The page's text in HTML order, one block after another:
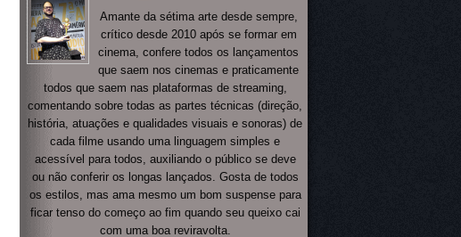
Amante da sétima arte desde sempre,
crítico desde 2010 após se formar em
cinema, confere todos os lançamentos
que saem nos cinemas e praticamente
todos que saem nas plataformas de streaming,
comentando sobre todas as partes técnicas (direção,
história, atuações e qualidades visuais e sonoras) de
cada filme usando uma linguagem simples e
acessível para todos, auxiliando o público se deve
ou não conferir os longas lançados. Gosta de todos
os estilos, mas ama mesmo um bom suspense para
ficar tenso do começo ao fim quando seu queixo cai
com uma boa reviravolta.